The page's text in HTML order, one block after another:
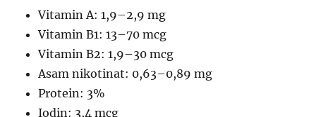
Vitamin A: 1,9–2,9 mg
Vitamin B1: 13–70 mcg
Vitamin B2: 1,9–30 mcg
Asam nikotinat: 0,63–0,89 mg
Protein: 3%
Iodin: 3,4 mcg